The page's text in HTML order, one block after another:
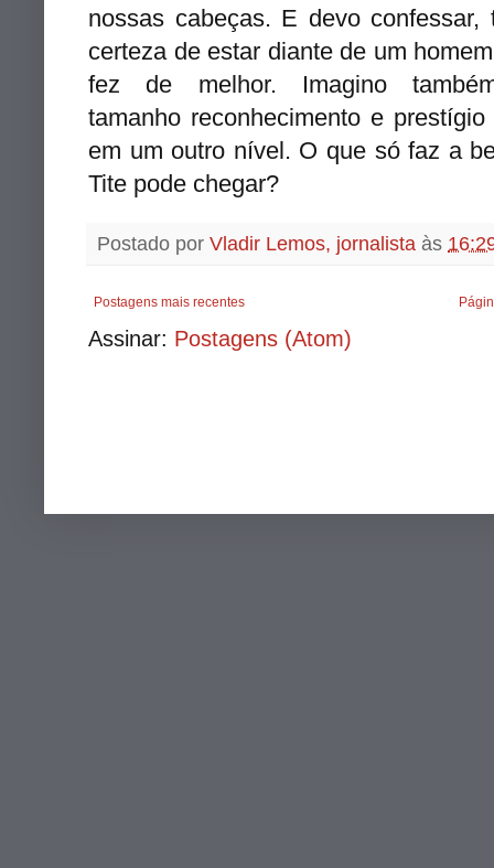
nossas cabeças. E devo
certeza de estar diante de um
fez de melhor. Imagino
tamanho reconhecimento e
em um outro nível. O que só faz a
Tite pode chegar?
Postado por Vladir Lemos, jornalista às
Postagens mais recentes
Assinar: Postagens (Atom)